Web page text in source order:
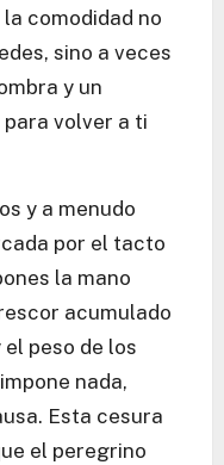
comodidad no
sino a veces
y un
volver a ti
y a menudo
por el tacto
la mano
acumulado
peso de los
nada,
Esta cesura
el peregrino